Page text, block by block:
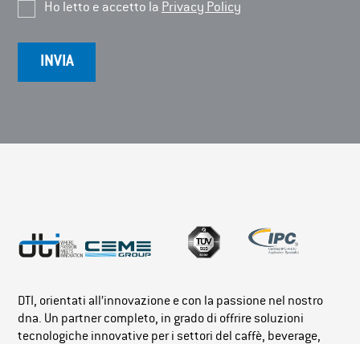
Ho letto e accetto la Privacy Policy
DTI, orientati all’innovazione e con la passione nel nostro
dna. Un partner completo, in grado di offrire soluzioni
tecnologiche innovative per i settori del caffè, beverage,